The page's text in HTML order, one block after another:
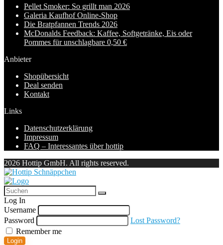
Pellet Smoker: So grillt man 2026
Galeria Kaufhof Online-Shop
Die Bratpfannen Trends 2026
McDonalds Feedback: Kaffee, Softgetränke, Eis oder
Pommes für unschlagbare 0,50 €
Anbieter
Shopübersicht
Deal senden
Kontakt
Links
Datenschutzerklärung
Impressum
FAQ – Interessantes über hottip
2026 Hottip GmbH. All rights reserved.
Log In
Username
Password
Lost Password?
Remember me
Login